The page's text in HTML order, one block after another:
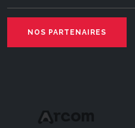
NOS PARTENAIRES